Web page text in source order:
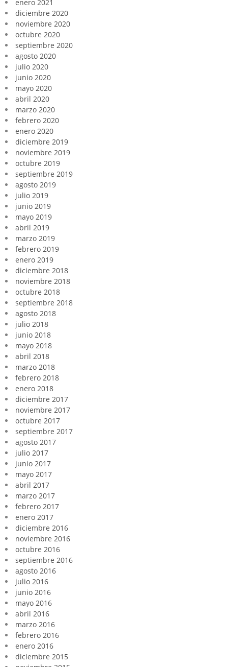
enero 2021
diciembre 2020
noviembre 2020
octubre 2020
septiembre 2020
agosto 2020
julio 2020
junio 2020
mayo 2020
abril 2020
marzo 2020
febrero 2020
enero 2020
diciembre 2019
noviembre 2019
octubre 2019
septiembre 2019
agosto 2019
julio 2019
junio 2019
mayo 2019
abril 2019
marzo 2019
febrero 2019
enero 2019
diciembre 2018
noviembre 2018
octubre 2018
septiembre 2018
agosto 2018
julio 2018
junio 2018
mayo 2018
abril 2018
marzo 2018
febrero 2018
enero 2018
diciembre 2017
noviembre 2017
octubre 2017
septiembre 2017
agosto 2017
julio 2017
junio 2017
mayo 2017
abril 2017
marzo 2017
febrero 2017
enero 2017
diciembre 2016
noviembre 2016
octubre 2016
septiembre 2016
agosto 2016
julio 2016
junio 2016
mayo 2016
abril 2016
marzo 2016
febrero 2016
enero 2016
diciembre 2015